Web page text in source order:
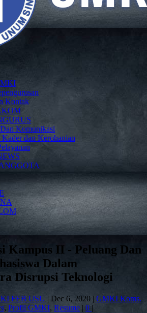
Kontak
Komunikasi
dan Kerohanian
Kampus II - Peluang Dan
Dalam
Disrupsi Teknologi
FEB USU | Dec 6, 2020 | GMKI Koms.
, Profil GMKI, Resume | 0|